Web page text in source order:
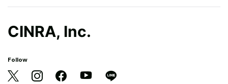
CINRA, Inc.
Follow